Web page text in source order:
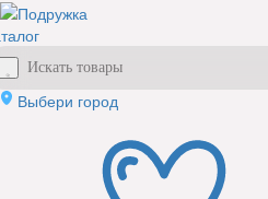
Выбери город